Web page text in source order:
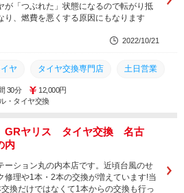
が「つぶれた」状態になるので転がり抵
り、燃費を悪くする原因にもなります
2022/10/21
ヤ タイヤ交換専門店 土日営業
持ち込み
30分
12,000円
・タイヤ交換
GRヤリス タイヤ交換 名古
内
ーション丸の内本店です。近頃台風のせ
修理や1本・2本の交換が増えています!当
換だけではなくて1本からの交換も行っ